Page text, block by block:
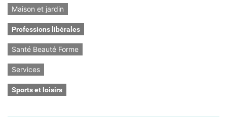
Maison et jardin
Professions libérales
Santé Beauté Forme
Services
Sports et loisirs